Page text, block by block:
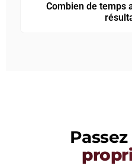
Combien de temps